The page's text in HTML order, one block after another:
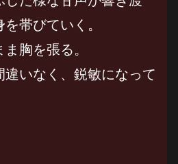
帯びていく。
胸を張る。
いなく、鋭敏になって